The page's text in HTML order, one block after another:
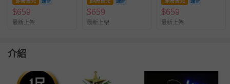
$659
最新上架
$659
最新上架
$659
最新上架
介紹